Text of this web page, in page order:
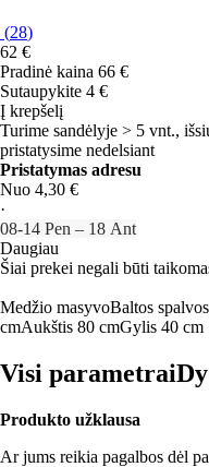
(28)
62 €
Pradinė kaina 66 €
Sutaupykite 4 €
Į krepšelį
Turime sandėlyje > 5 vnt.,
pristatysime nedelsiant
Pristatymas adresu
Nuo 4,30 €
·
08‑14 Pen – 18 Ant
Daugiau
Šiai prekei negali būti
Medžio masyvoBaltos spalvos
cmAukštis 80 cmGylis 40 cm
Visi parametrai
Produkto užklausa
Ar jums reikia pagalbos dėl